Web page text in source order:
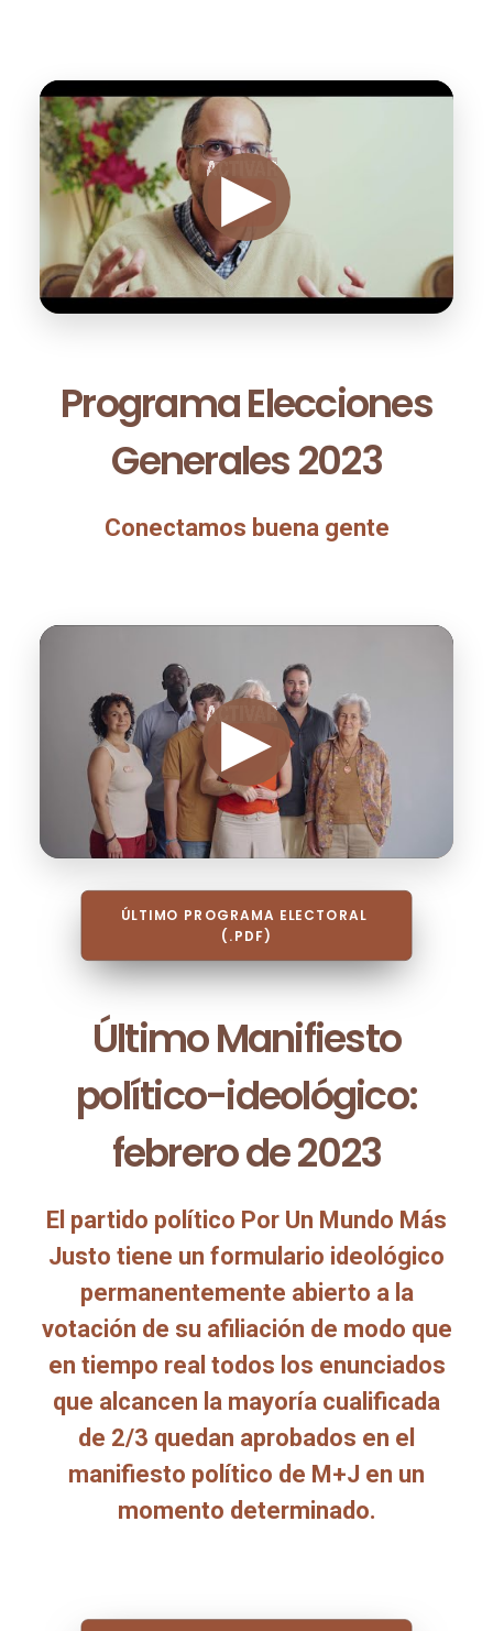
Programa Elecciones
Generales 2023
Conectamos buena gente
ÚLTIMO PROGRAMA ELECTORAL
(.PDF)
Último Manifiesto
político-ideológico:
febrero de 2023
El partido político Por Un Mundo Más
Justo tiene un formulario ideológico
permanentemente abierto a la
votación de su afiliación de modo que
en tiempo real todos los enunciados
que alcancen la mayoría cualificada
de 2/3 quedan aprobados en el
manifiesto político de M+J en un
momento determinado.